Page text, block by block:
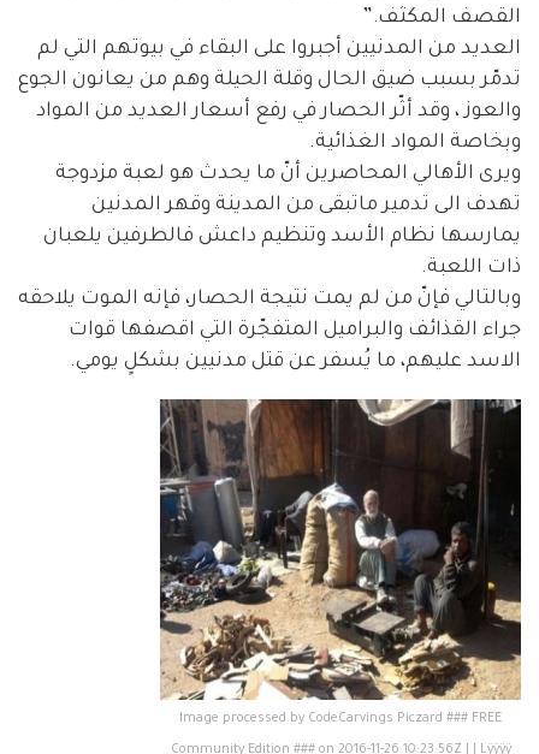
القصف المكثف.”
العديد من المدنيين أجبروا على البقاء في بيوتهم التي لم
تدمّر بسبب ضيق الحال وقلة الحيلة وهم من يعانون الجوع
والعوز ، وقد أثّر الحصار في رفع أسعار العديد من المواد
وبخاصة المواد الغذائية.
ويرى الأهالي المحاصرين أنّ ما يحدث هو لعبة مزدوجة
تهدف الى تدمير ماتبقى من المدينة وقهر المدنين
يمارسها نظام الأسد وتنظيم داعش فالطرفين يلعبان
ذات اللعبة.
وبالتالي فإنّ من لم يمت نتيجة الحصار، فإنه الموت يلاحقه
جراء القذائف والبراميل المتفجّرة التي اقصفها قوات
الاسد عليهم، ما يُسفر عن قتل مدنيين بشكلٍ يومي.
Image processed by CodeCarvings Piczard ### FREE
Community Edition ### on 2016-11-26 10:23:56Z | | Lÿÿÿÿ